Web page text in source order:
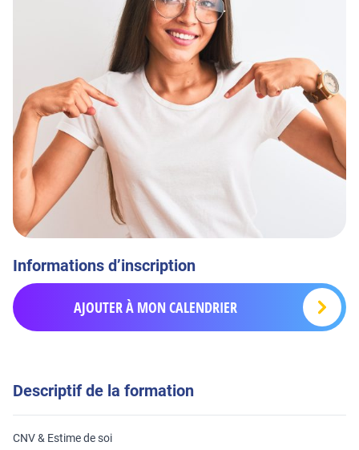
Informations d’inscription
AJOUTER À MON CALENDRIER
Descriptif de la formation
CNV & Estime de soi